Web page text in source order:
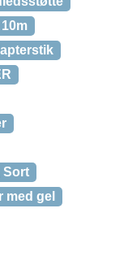
Sort
gel